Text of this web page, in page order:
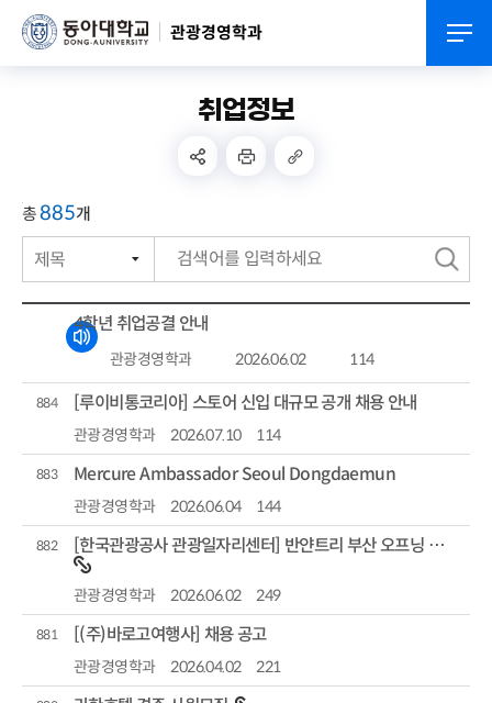
관광경영학과
취업정보
총885개
검
색
번호
제목
작성자
작성일자
조회수
4학년 취업공결 안내
관광경영학과 2026.06.02 114
884 [루이비통코리아] 스토어 신입 대규모 공개 채용 안내
관광경영학과 2026.07.10 114
883 Mercure Ambassador Seoul Dongdaemun
관광경영학과 2026.06.04 144
882 [한국관광공사 관광일자리센터] 반얀트리 부산 오프닝 직원 채용(~6/10)
관광경영학과 2026.06.02 249
881 [(주)바로고여행사] 채용 공고
관광경영학과 2026.04.02 221